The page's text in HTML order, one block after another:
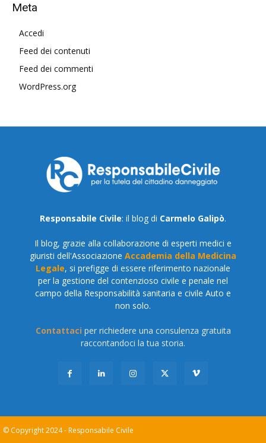
Meta
Accedi
Feed dei contenuti
Feed dei commenti
WordPress.org
Responsabile Civile: il blog di Carmelo Galipò.
Il blog, grazie alla collaborazione di esperti medici e
giuristi dell'Associazione Accademia della Medicina
Legale, si prefigge di essere riferimento nazionale
per la gestione del contenzioso civile e penale nel
campo della Responsabilità sanitaria e civile Auto e
non solo.
Contattaci per richiedere una consulenza gratuita
raccontandoci la tua storia.
© Copyright 2024 - Responsabile Civile